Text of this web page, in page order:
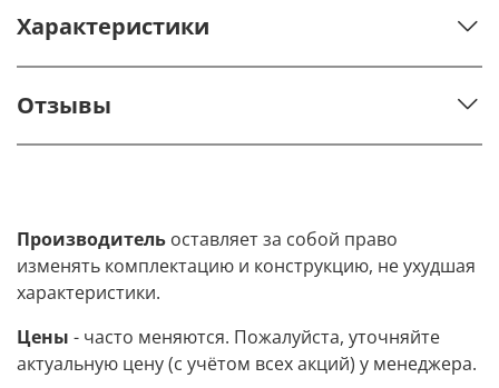
Характеристики
Отзывы
Производитель оставляет за собой право
изменять комплектацию и конструкцию, не ухудшая
характеристики.
Цены - часто меняются. Пожалуйста, уточняйте
актуальную цену (с учётом всех акций) у менеджера.